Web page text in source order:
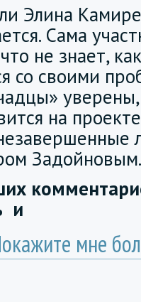
Элина
Сама
не знает,
со своими
на
Задойновым.
и
мне